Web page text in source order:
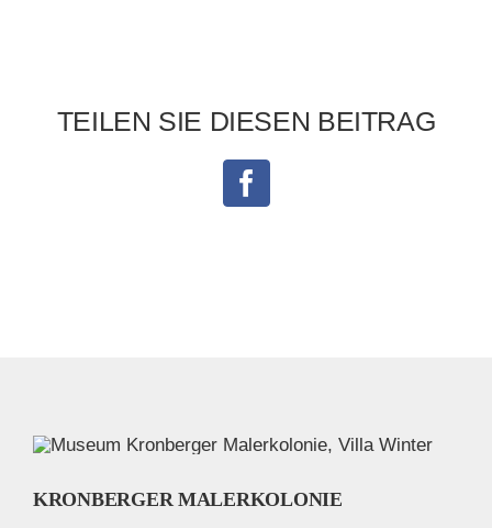
TEILEN SIE DIESEN BEITRAG
Facebook
KRONBERGER MALERKOLONIE